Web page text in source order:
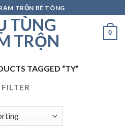
TRỘN BÊ TÔNG
0
TAGGED “TY”
FILTER